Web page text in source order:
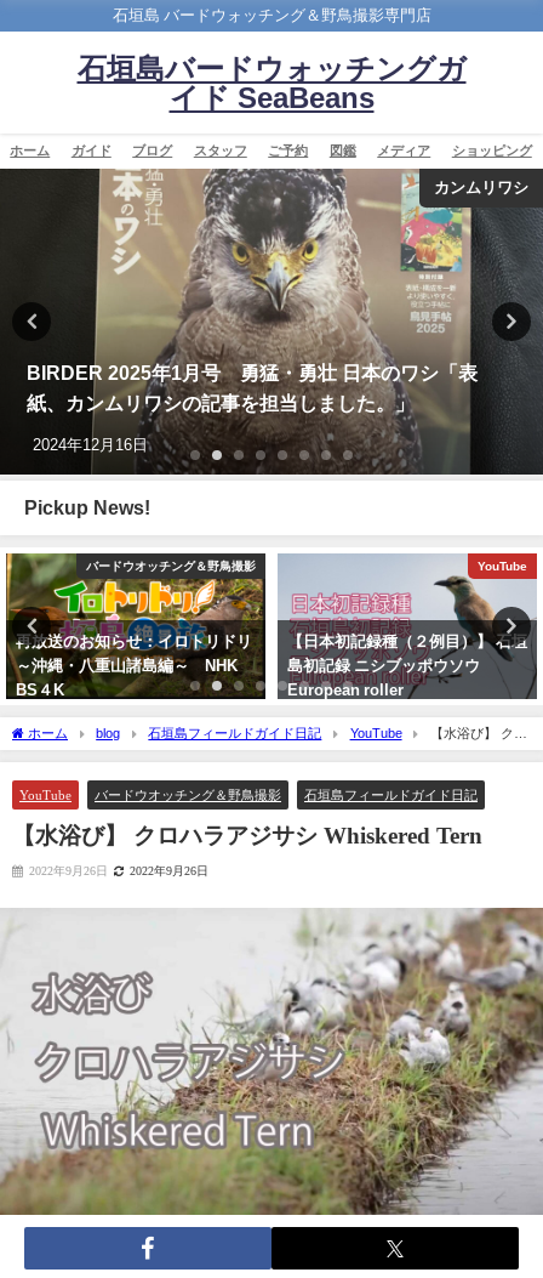
石垣島 バードウォッチング＆野鳥撮影専門店
石垣島バードウォッチングガ
イド SeaBeans
ホーム ガイド ブログ スタッフ ご予約 図鑑 メディア ショッピング
カンムリワシ
BIRDER 2025年1月号 勇猛・勇壮 日本のワシ「表
紙、カンムリワシの記事を担当しました。」
2024年12月16日
Pickup News!
バードウオッチング＆野鳥撮影
再放送のお知らせ：イロトリドリ
～沖縄・八重山諸島編～ NHK
BS４K
YouTube
【日本初記録種（２例目）】 石垣
島初記録 ニシブッポウソウ
European roller
ホーム blog 石垣島フィールドガイド日記 YouTube
【水浴び】 クロ
ハラアジサシ Whiskered Tern
YouTube バードウオッチング＆野鳥撮影 石垣島フィールドガイド日記
【水浴び】 クロハラアジサシ Whiskered Tern
2022年9月26日 2022年9月26日